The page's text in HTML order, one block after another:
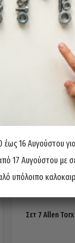
Σετ 7 Allen
16 Αυγούστου
17 Αυγούστου με
υπόλοιπο